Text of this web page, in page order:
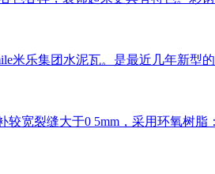
米乐集团水泥瓦。是最近几年新型
宽裂缝大于0 5mm，采用环氧树脂